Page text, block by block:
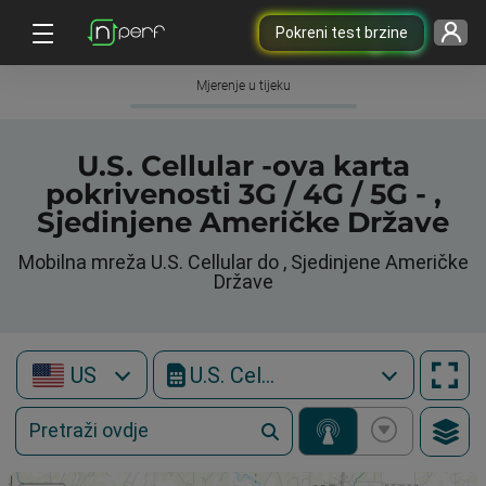
Pokreni test brzine
Mjerenje u tijeku
U.S. Cellular -ova karta
pokrivenosti 3G / 4G / 5G - ,
Sjedinjene Američke Države
Mobilna mreža U.S. Cellular do , Sjedinjene Američke
Države
US U.S. Cellular